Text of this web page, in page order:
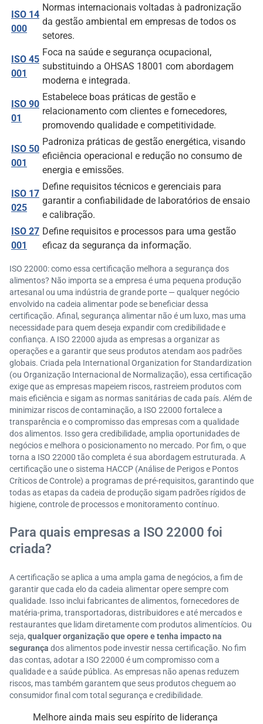
ISO 14
000
Normas internacionais voltadas à padronização
da gestão ambiental em empresas de todos os
setores.
ISO 45
001
Foca na saúde e segurança ocupacional,
substituindo a OHSAS 18001 com abordagem
moderna e integrada.
ISO 90
01
Estabelece boas práticas de gestão e
relacionamento com clientes e fornecedores,
promovendo qualidade e competitividade.
ISO 50
001
Padroniza práticas de gestão energética, visando
eficiência operacional e redução no consumo de
energia e emissões.
ISO 17
025
Define requisitos técnicos e gerenciais para
garantir a confiabilidade de laboratórios de ensaio
e calibração.
ISO 27
001
Define requisitos e processos para uma gestão
eficaz da segurança da informação.
ISO 22000: como essa certificação melhora a segurança dos
alimentos? Não importa se a empresa é uma pequena produção
artesanal ou uma indústria de grande porte — qualquer negócio
envolvido na cadeia alimentar pode se beneficiar dessa
certificação. Afinal, segurança alimentar não é um luxo, mas uma
necessidade para quem deseja expandir com credibilidade e
confiança. A ISO 22000 ajuda as empresas a organizar as
operações e a garantir que seus produtos atendam aos padrões
globais. Criada pela International Organization for Standardization
(ou Organização Internacional de Normalização), essa certificação
exige que as empresas mapeiem riscos, rastreiem produtos com
mais eficiência e sigam as normas sanitárias de cada país. Além de
minimizar riscos de contaminação, a ISO 22000 fortalece a
transparência e o compromisso das empresas com a qualidade
dos alimentos. Isso gera credibilidade, amplia oportunidades de
negócios e melhora o posicionamento no mercado. Por fim, o que
torna a ISO 22000 tão completa é sua abordagem estruturada. A
certificação une o sistema HACCP (Análise de Perigos e Pontos
Críticos de Controle) a programas de pré-requisitos, garantindo que
todas as etapas da cadeia de produção sigam padrões rígidos de
higiene, controle de processos e monitoramento contínuo.
Para quais empresas a ISO 22000 foi
criada?
A certificação se aplica a uma ampla gama de negócios, a fim de
garantir que cada elo da cadeia alimentar opere sempre com
qualidade. Isso inclui fabricantes de alimentos, fornecedores de
matéria-prima, transportadoras, distribuidores e até mercados e
restaurantes que lidam diretamente com produtos alimentícios. Ou
seja, qualquer organização que opere e tenha impacto na
segurança dos alimentos pode investir nessa certificação. No fim
das contas, adotar a ISO 22000 é um compromisso com a
qualidade e a saúde pública. As empresas não apenas reduzem
riscos, mas também garantem que seus produtos cheguem ao
consumidor final com total segurança e credibilidade.
Melhore ainda mais seu espírito de liderança